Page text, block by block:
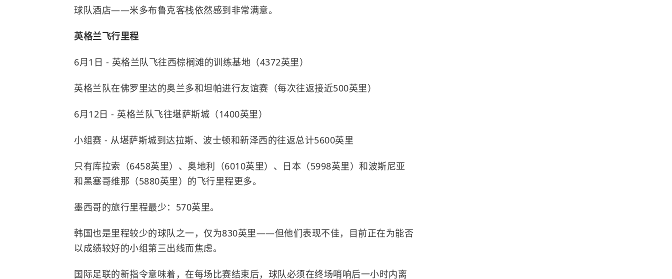
球队酒店——米多布鲁克客栈依然感到非常满意。
英格兰飞行里程
6月1日 - 英格兰队飞往西棕榈滩的训练基地（4372英里）
英格兰队在佛罗里达的奥兰多和坦帕进行友谊赛（每次往返接近500英里）
6月12日 - 英格兰队飞往堪萨斯城（1400英里）
小组赛 - 从堪萨斯城到达拉斯、波士顿和新泽西的往返总计5600英里
只有库拉索（6458英里）、奥地利（6010英里）、日本（5998英里）和波斯尼亚
和黑塞哥维那（5880英里）的飞行里程更多。
墨西哥的旅行里程最少：570英里。
韩国也是里程较少的球队之一，仅为830英里——但他们表现不佳，目前正在为能否
以成绩较好的小组第三出线而焦虑。
国际足联的新指令意味着，在每场比赛结束后，球队必须在终场哨响后一小时内离